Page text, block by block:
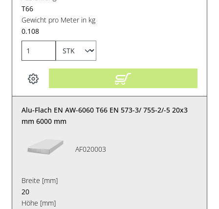
T66
Gewicht pro Meter in kg
0.108
Alu-Flach EN AW-6060 T66 EN 573-3/ 755-2/-5 20x3
mm 6000 mm
AF020003
Breite [mm]
20
Höhe [mm]